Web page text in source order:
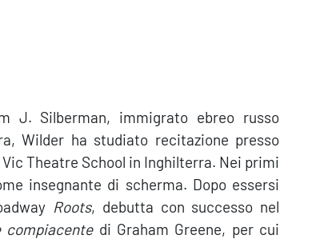
J. Silberman, immigrato ebreo russo
Wilder ha studiato recitazione presso
Theatre School in Inghilterra. Nei primi
insegnante di scherma. Dopo essersi
Roots, debutta con successo nel
compiacentedi Graham Greene, per cui